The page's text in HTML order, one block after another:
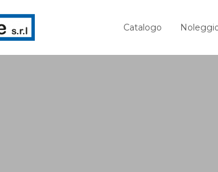
Catalogo